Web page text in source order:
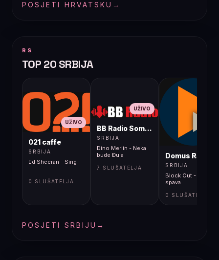
POSJETI HRVATSKU →
RS
TOP 20 SRBIJA
UŽIVO
021 caffe
SRBIJA
Ed Sheeran - Sing
0 SLUŠATELJA
UŽIVO
BB Radio Sombor
SRBIJA
Dino Merlin - Neka
bude Đula
7 SLUŠATELJA
Domus Radio
SRBIJA
Block Out -
spava
0 SLUŠATELJA
POSJETI SRBIJU →